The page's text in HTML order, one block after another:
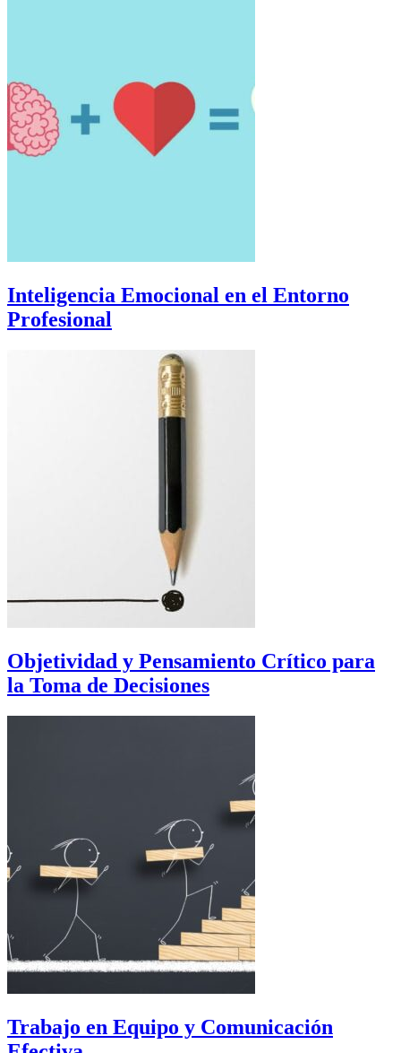
Inteligencia Emocional en el Entorno
Profesional
Objetividad y Pensamiento Crítico para
la Toma de Decisiones
Trabajo en Equipo y Comunicación